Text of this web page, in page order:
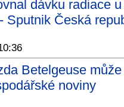
dávku radiace
Sputnik Česká
Betelgeuse
noviny